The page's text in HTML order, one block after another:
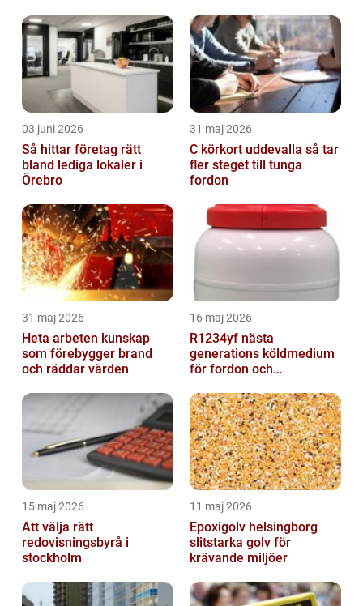
03 juni 2026
Så hittar företag rätt
bland lediga lokaler i
Örebro
31 maj 2026
C körkort uddevalla så tar
fler steget till tunga
fordon
31 maj 2026
Heta arbeten kunskap
som förebygger brand
och räddar värden
16 maj 2026
R1234yf nästa
generations köldmedium
för fordon och
15 maj 2026
Att välja rätt
redovisningsbyrå i
stockholm
11 maj 2026
Epoxigolv helsingborg
slitstarka golv för
krävande miljöer